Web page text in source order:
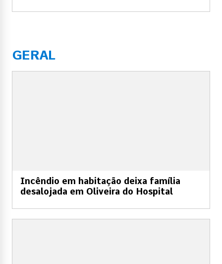
GERAL
Incêndio em habitação deixa família
desalojada em Oliveira do Hospital